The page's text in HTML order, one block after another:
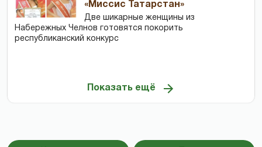
«Миссис Татарстан»
Две шикарные женщины из
Набережных Челнов готовятся покорить
республиканский конкурс
Показать ещё